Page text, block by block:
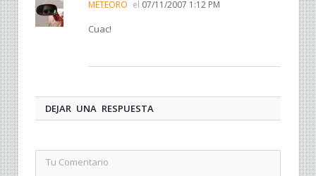
METEORO el 07/11/2007 1:12 PM
Cuac!
DEJAR UNA RESPUESTA